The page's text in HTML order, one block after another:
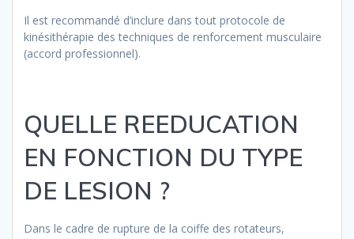
Il est recommandé d’inclure dans tout protocole de
kinésithérapie des techniques de renforcement musculaire
(accord professionnel).
QUELLE REEDUCATION
EN FONCTION DU TYPE
DE LESION ?
Dans le cadre de rupture de la coiffe des rotateurs,